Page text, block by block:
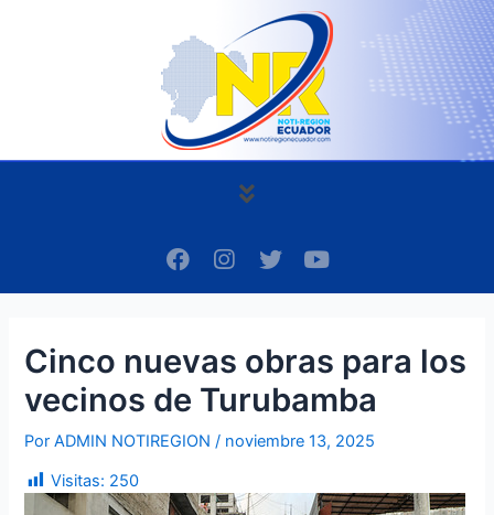
Menú
F
a
c
o
k
I
n
s
g
a
m
T
w
i
e
r
Y
o
u
b
Cinco nuevas obras para los
vecinos de Turubamba
PorADMIN NOTIREGION/ noviembre 13, 2025
Visitas: 250